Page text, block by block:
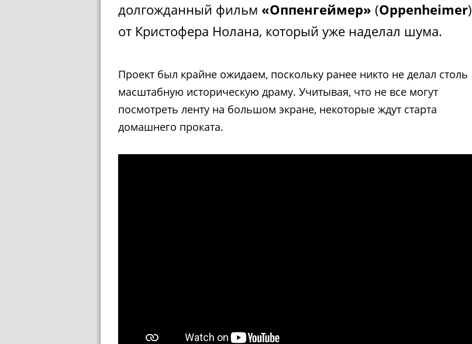
долгожданный фильм «Оппенгеймер» (Oppenheimer)
от Кристофера Нолана, который уже наделал шума.
Проект был крайне ожидаем, поскольку ранее никто не делал столь
масштабную историческую драму. Учитывая, что не все могут
посмотреть ленту на большом экране, некоторые ждут старта
домашнего проката.